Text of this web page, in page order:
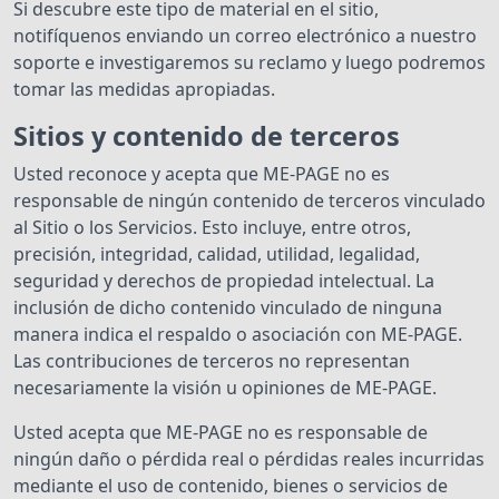
Si descubre este tipo de material en el sitio,
notifíquenos enviando un correo electrónico a nuestro
soporte e investigaremos su reclamo y luego podremos
tomar las medidas apropiadas.
Sitios y contenido de terceros
Usted reconoce y acepta que ME-PAGE no es
responsable de ningún contenido de terceros vinculado
al Sitio o los Servicios. Esto incluye, entre otros,
precisión, integridad, calidad, utilidad, legalidad,
seguridad y derechos de propiedad intelectual. La
inclusión de dicho contenido vinculado de ninguna
manera indica el respaldo o asociación con ME-PAGE.
Las contribuciones de terceros no representan
necesariamente la visión u opiniones de ME-PAGE.
Usted acepta que ME-PAGE no es responsable de
ningún daño o pérdida real o pérdidas reales incurridas
mediante el uso de contenido, bienes o servicios de